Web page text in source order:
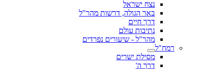
נצח ישראל
באר הגולה, דרשות מהר"ל
דרך חיים
נתיבות עולם
מהר"ל - שיעורים נפרדים
רמח"ל
מסילת ישרים
דרך ה'